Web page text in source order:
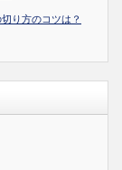
り方のコツは？